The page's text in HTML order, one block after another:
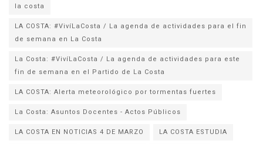
la costa
LA COSTA: #VivíLaCosta / La agenda de actividades para el fin
de semana en La Costa
La Costa: #VivíLaCosta / La agenda de actividades para este
fin de semana en el Partido de La Costa
LA COSTA: Alerta meteorológico por tormentas fuertes
La Costa: Asuntos Docentes - Actos Públicos
LA COSTA EN NOTICIAS 4 DE MARZO
LA COSTA ESTUDIA